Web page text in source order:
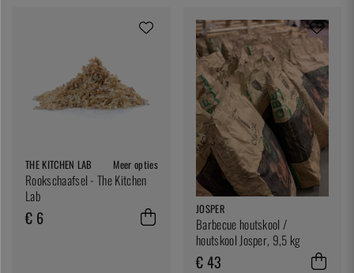
THE KITCHEN LAB Meer opties
Rookschaafsel - The Kitchen
Lab
€ 6 JOSPER
Barbecue houtskool /
houtskool Josper, 9,5 kg
€ 43